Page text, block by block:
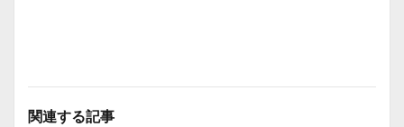
関連する記事